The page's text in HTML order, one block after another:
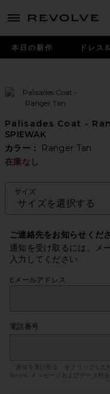
menu - shows more content
本日の新作 ドレス
Palisades Coat -
SPIEWAK
カラー： Ranger Tan
在庫なし
サイズ
ご連絡先をお知らせくだ
通知を受け取るには、メ
入力してください
Eメールアドレス
電話番号
「通知を受け取る」をクリックし
Terms
. メッセージおよびデータ料